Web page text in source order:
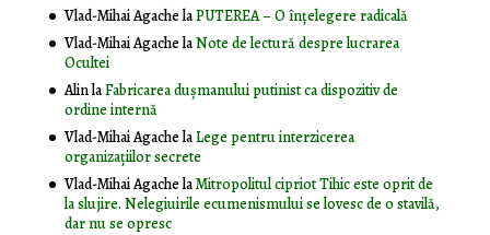
Vlad-Mihai AgachelaPUTEREA – O înţelegere radicală
Vlad-Mihai AgachelaNote de lectură despre lucrarea
Ocultei
AlinlaFabricarea dușmanului putinist ca dispozitiv de
ordine internă
Vlad-Mihai AgachelaLege pentru interzicerea
organizaţiilor secrete
Vlad-Mihai AgachelaMitropolitul cipriot Tihic este oprit de
la slujire. Nelegiuirile ecumenismului se lovesc de o stavilă,
dar nu se opresc